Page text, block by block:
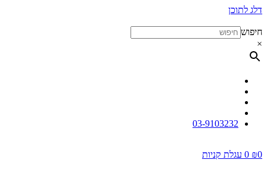
דלג לתוכן
חיפוש
×
03-9103232
₪0
0 עגלת קניות